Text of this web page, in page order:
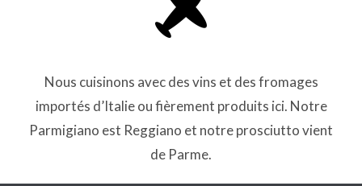
Nous cuisinons avec des vins et des fromages
importés d’Italie ou fièrement produits ici. Notre
Parmigiano est Reggiano et notre prosciutto vient
de Parme.